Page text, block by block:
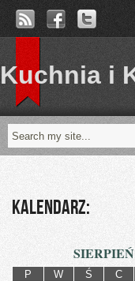
Kuchnia i
Kalendarz:
P W Ś C